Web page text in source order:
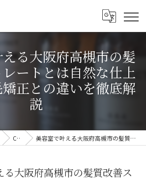
る大阪府高槻市の髪
ートとは自然な仕上
正との違いを徹底解
説
COLUMN 美容室で叶える大阪府高槻市の髪質改善ストレートとは自然な仕上がりと縮毛矯正との違いを徹底解説
る大阪府高槻市の髪質改善ス